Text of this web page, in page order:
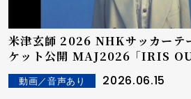
米津玄師 2026 NHKサッカーテーマ 「烏」 ジャ
ケット公開 MAJ2026 「IRIS OUT」パフォーマ
ンス映像公開
動画／音声あり 2026.06.15